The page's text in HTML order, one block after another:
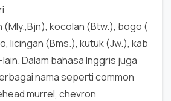
(Mly.,Bjn), kocolan (Btw.), bogo (
licingan (Bms.), kutuk (Jw.), kab
Dalam bahasa Inggris juga
nama seperti common
murrel, chevron